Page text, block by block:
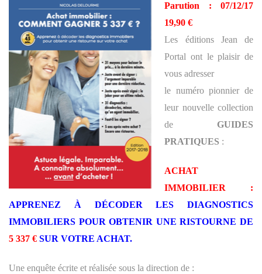
Parution : 07/12/17
19,90 €
Les éditions Jean de
Portal ont le plaisir de
vous adresser
le numéro pionnier de
leur nouvelle collection
de GUIDES
PRATIQUES :
ACHAT
IMMOBILIER :
APPRENEZ À DÉCODER LES DIAGNOSTICS
IMMOBILIERS POUR OBTENIR UNE RISTOURNE DE
5 337 € SUR VOTRE ACHAT.
Une enquête écrite et réalisée sous la direction de :